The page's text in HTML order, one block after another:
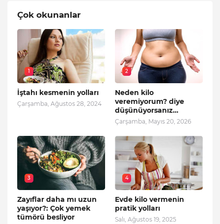
Çok okunanlar
1
İştahı kesmenin yolları
Çarşamba, Ağustos 28, 2024
2
Neden kilo
veremiyorum? diye
düşünüyorsanız…
Çarşamba, Mayıs 20, 2026
3
Zayıflar daha mı uzun
yaşıyor?: Çok yemek
tümörü besliyor
4
Evde kilo vermenin
pratik yolları
Salı, Ağustos 19, 2025